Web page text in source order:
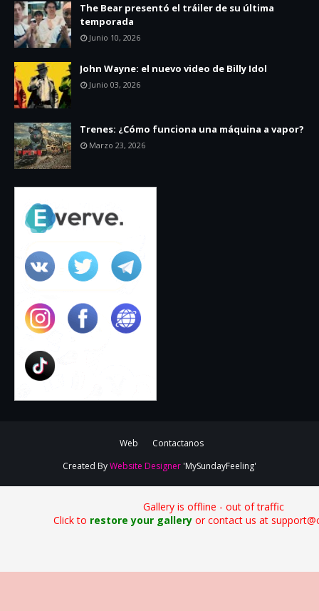
The Bear presentó el tráiler de su última
temporada
Junio 10, 2026
John Wayne: el nuevo video de Billy Idol
Junio 03, 2026
Trenes: ¿Cómo funciona una máquina a vapor?
Marzo 23, 2026
Web
Contactanos
Created ByWebsite Designer 'MySundayFeeling'
Gallery is offline - out of traffic
Click to restore your galleryor contact us at